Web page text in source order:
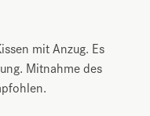
mit Anzug. Es
Mitnahme des